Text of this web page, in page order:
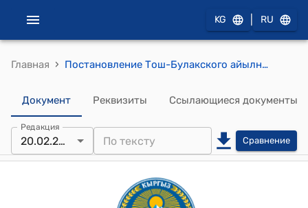
KG RU
Главная › Постановление Тош-Булакского айылного кенеша от 20 февраля 2023 г № 28-15/10 "Об утверждении ежедневной оплаты на 1 ребенка в детском саду имени им. К. Дегембаева Тош-Булакского айыл окмоту"
Документ Реквизиты Ссылающиеся документы
Редакция
20.02.2023 Сравнение